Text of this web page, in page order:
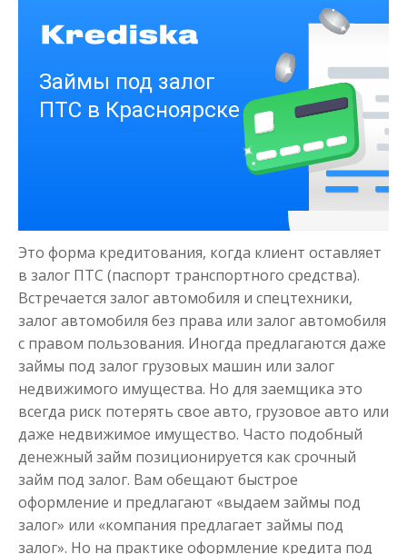
Получить
Сумма до50 000₽
от 1 до 21 дня
Получить
Моментальный займ
Это форма кредитования, когда клиент оставляет
в залог ПТС (паспорт транспортного средства).
Встречается залог автомобиля и спецтехники,
залог автомобиля без права или залог автомобиля
с правом пользования. Иногда предлагаются даже
займы под залог грузовых машин или залог
недвижимого имущества. Но для заемщика это
всегда риск потерять свое авто, грузовое авто или
даже недвижимое имущество. Часто подобный
денежный займ позиционируется как срочный
займ под залог. Вам обещают быстрое
оформление и предлагают «выдаем займы под
залог» или «компания предлагает займы под
залог». Но на практике оформление кредита под